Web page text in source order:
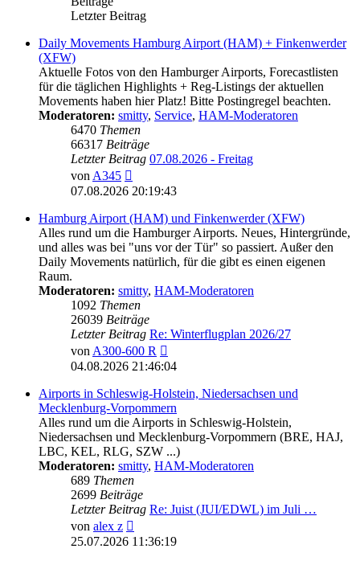
Letzter Beitrag
Daily Movements Hamburg Airport (HAM) + Finkenwerder
(XFW)
Aktuelle Fotos von den Hamburger Airports, Forecastlisten
für die täglichen Highlights + Reg-Listings der aktuellen
Movements haben hier Platz! Bitte Postingregel beachten.
Moderatoren: smitty, Service, HAM-Moderatoren
6470 Themen
66317 Beiträge
Letzter Beitrag 07.08.2026 - Freitag
vonA345
Beitrag
07.08.2026 20:19:43
Hamburg Airport (HAM) und Finkenwerder (XFW)
Alles rund um die Hamburger Airports. Neues, Hintergründe,
und alles was bei "uns vor der Tür" so passiert. Außer den
Daily Movements natürlich, für die gibt es einen eigenen
Raum.
Moderatoren: smitty, HAM-Moderatoren
1092 Themen
26039 Beiträge
Letzter Beitrag Re: Winterflugplan 2026/27
vonA300-600 R
Beitrag
04.08.2026 21:46:04
Airports in Schleswig-Holstein, Niedersachsen und
Mecklenburg-Vorpommern
Alles rund um die Airports in Schleswig-Holstein,
Niedersachsen und Mecklenburg-Vorpommern (BRE, HAJ,
LBC, KEL, RLG, SZW ...)
Moderatoren: smitty, HAM-Moderatoren
689 Themen
2699 Beiträge
Letzter Beitrag Re: Juist (JUI/EDWL) im Juli …
von alex z
Beitrag
25.07.2026 11:36:19